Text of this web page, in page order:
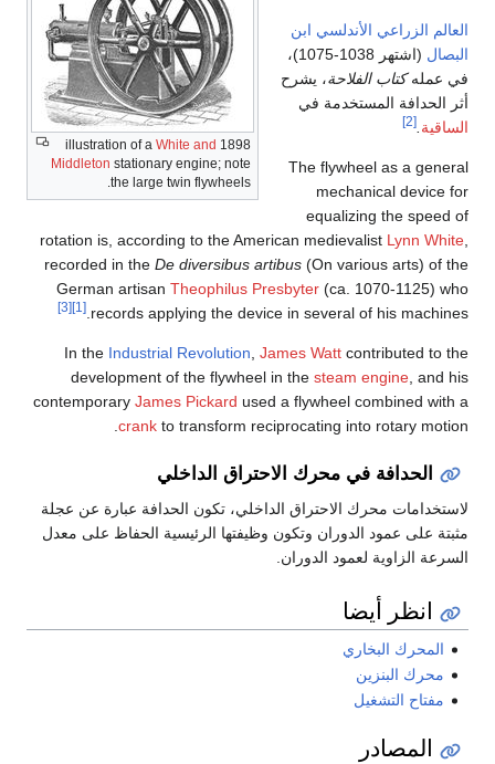
White and
Middletonstationary engine; note
the large twin flywheels.
الأندلسي ابن
(اشتهر 1038-1075)،
كتاب الفلاحة، يشرح
المستخدمة في
The flywheel as a
mechanical
equalizing the
rotation is, according to the American medievalist
recorded in theDe diversibus artibus(On various
German artisan Theophilus Presbyter(ca. 1070-
records applying the device in several of his
[1]
[3]
In theIndustrial Revolution,James Watt
development of the flywheel in thesteam engine
contemporaryJames Pickardused a flywheel
crankto transform reciprocating into
في محرك الاحتراق الداخلي
محرك الاحتراق الداخلي، تكون الحدافة عبارة عن عجلة
عمود الدوران وتكون وظيفتها الرئيسية الحفاظ على معدل
لعمود الدوران.
أيضا
البخاري
البنزين
التشغيل